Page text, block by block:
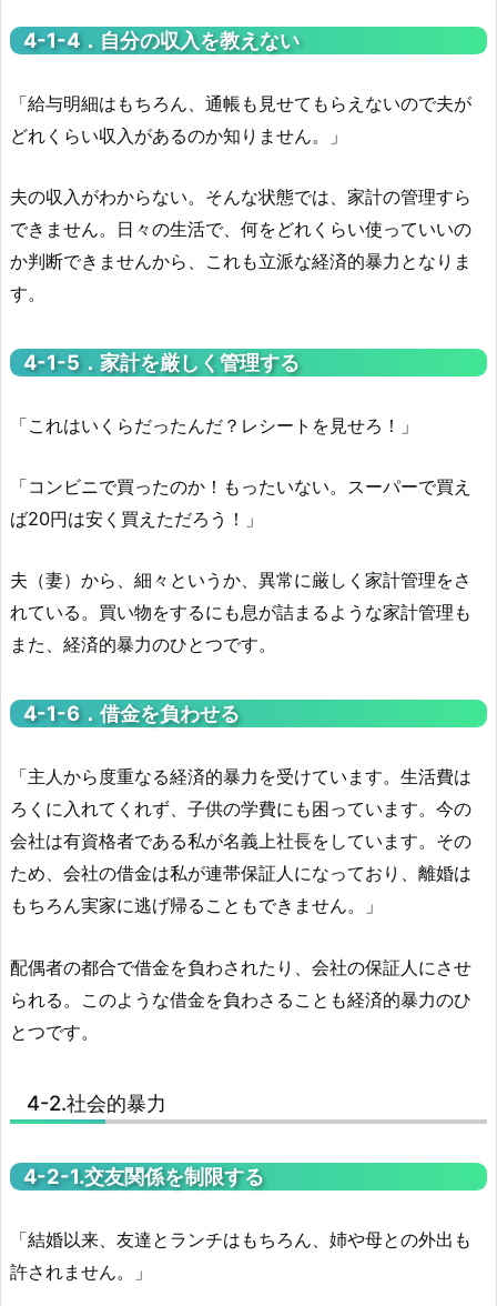
4-1-4．自分の収入を教えない
「給与明細はもちろん、通帳も見せてもらえないので夫が
どれくらい収入があるのか知りません。」
夫の収入がわからない。そんな状態では、家計の管理すら
できません。日々の生活で、何をどれくらい使っていいの
か判断できませんから、これも立派な経済的暴力となりま
す。
4-1-5．家計を厳しく管理する
「これはいくらだったんだ？レシートを見せろ！」
「コンビニで買ったのか！もったいない。スーパーで買え
ば20円は安く買えただろう！」
夫（妻）から、細々というか、異常に厳しく家計管理をさ
れている。買い物をするにも息が詰まるような家計管理も
また、経済的暴力のひとつです。
4-1-6．借金を負わせる
「主人から度重なる経済的暴力を受けています。生活費は
ろくに入れてくれず、子供の学費にも困っています。今の
会社は有資格者である私が名義上社長をしています。その
ため、会社の借金は私が連帯保証人になっており、離婚は
もちろん実家に逃げ帰ることもできません。」
配偶者の都合で借金を負わされたり、会社の保証人にさせ
られる。このような借金を負わさることも経済的暴力のひ
とつです。
4-2.社会的暴力
4-2-1.交友関係を制限する
「結婚以来、友達とランチはもちろん、姉や母との外出も
許されません。」